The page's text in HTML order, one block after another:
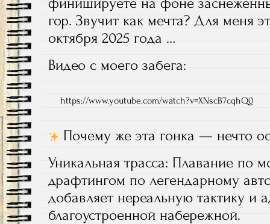
гор. Звучит как мечта? Для меня
октября 2025 года …
Видео с моего забега:
https://www.youtube.com/watch?v=XNscB7cqhQ0
Почему же эта гонка — нечто
Уникальная трасса: Плавание по
драфтингом по легендарному
добавляет нереальную тактику и
благоустроенной набережной.